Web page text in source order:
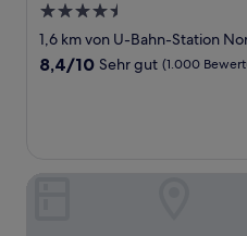
4.5-
Sterne-
Unterkunft
1,6 km von U-Bahn-Station
8.4
Bewertungen)
8,4/10 Sehr gut (1.000